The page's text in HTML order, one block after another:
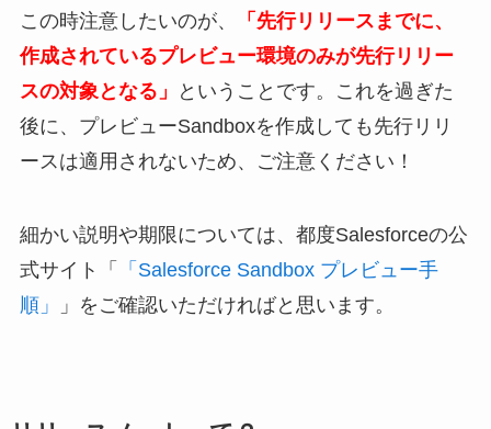
この時注意したいのが、
「先行リリースまでに、
作成されているプレビュー環境のみが先行リリー
スの対象となる」
ということです。これを過ぎた
後に、プレビューSandboxを作成しても先行リリ
ースは適用されないため、ご注意ください！
細かい説明や期限については、都度Salesforceの公
式サイト「
「Salesforce Sandbox プレビュー手
順」
」をご確認いただければと思います。